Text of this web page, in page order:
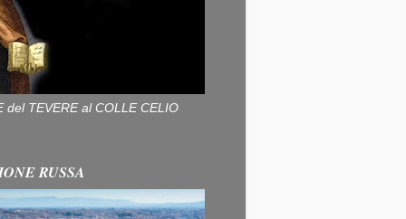
del TEVERE al COLLE CELIO
RUSSA